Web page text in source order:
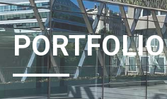
PORTFOLIO